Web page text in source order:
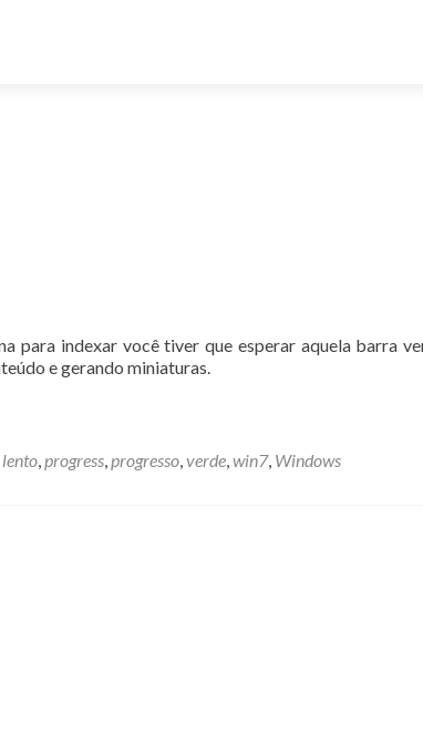
para indexar você tiver que esperar aquela barra
e gerando miniaturas.
lento,progress,progresso,verde,win7, Windows